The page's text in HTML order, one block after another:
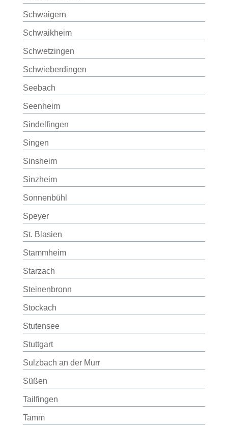
Schwaigern
Schwaikheim
Schwetzingen
Schwieberdingen
Seebach
Seenheim
Sindelfingen
Singen
Sinsheim
Sinzheim
Sonnenbühl
Speyer
St. Blasien
Stammheim
Starzach
Steinenbronn
Stockach
Stutensee
Stuttgart
Sulzbach an der Murr
Süßen
Tailfingen
Tamm